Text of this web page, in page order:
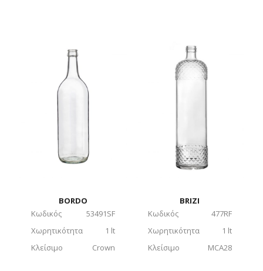
BORDO
Κωδικός
53491SF
Χωρητικότητα
1 lt
Κλείσιμο
Crown
BRIZI
Κωδικός
477RF
Χωρητικότητα
1 lt
Κλείσιμο
MCA28